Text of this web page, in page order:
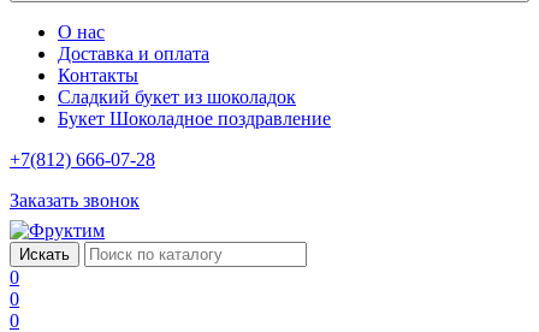
О нас
Доставка и оплата
Контакты
Сладкий букет из шоколадок
Букет Шоколадное поздравление
+7(812) 666-07-28
Заказать звонок
0
0
0